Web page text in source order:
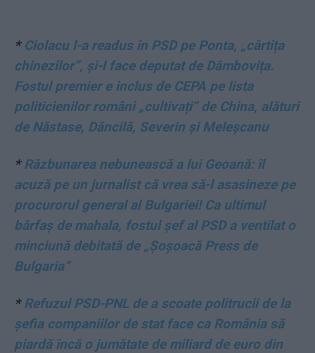
* Ciolacu l-a readus în PSD pe Ponta, „cârtița
chinezilor”, și-l face deputat de Dâmbovița.
Fostul premier e inclus de CEPA pe lista
politicienilor români „cultivați” de China, alături
de Năstase, Dăncilă, Severin și Meleșcanu
*Răzbunarea nebunească a lui Geoană: îl
acuză pe un jurnalist că vrea să-l asasineze pe
procurorul general al Bulgariei! Ca ultimul
bârfaș de mahala, fostul șef al PSD a ventilat o
minciună debitată de „Șoșoacă Press de
Bulgaria”
*Refuzul PSD-PNL de a scoate politrucii de la
șefia companiilor de stat face ca România să
piardă încă o jumătate de miliard de euro din